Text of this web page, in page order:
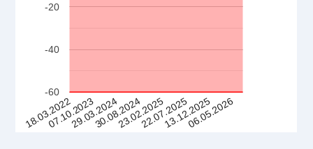
18.03.2022
07.10.202329.03.202430.08.202423.02.202522.07.202513.12.2025
06.05.2026
-60
-40
-20